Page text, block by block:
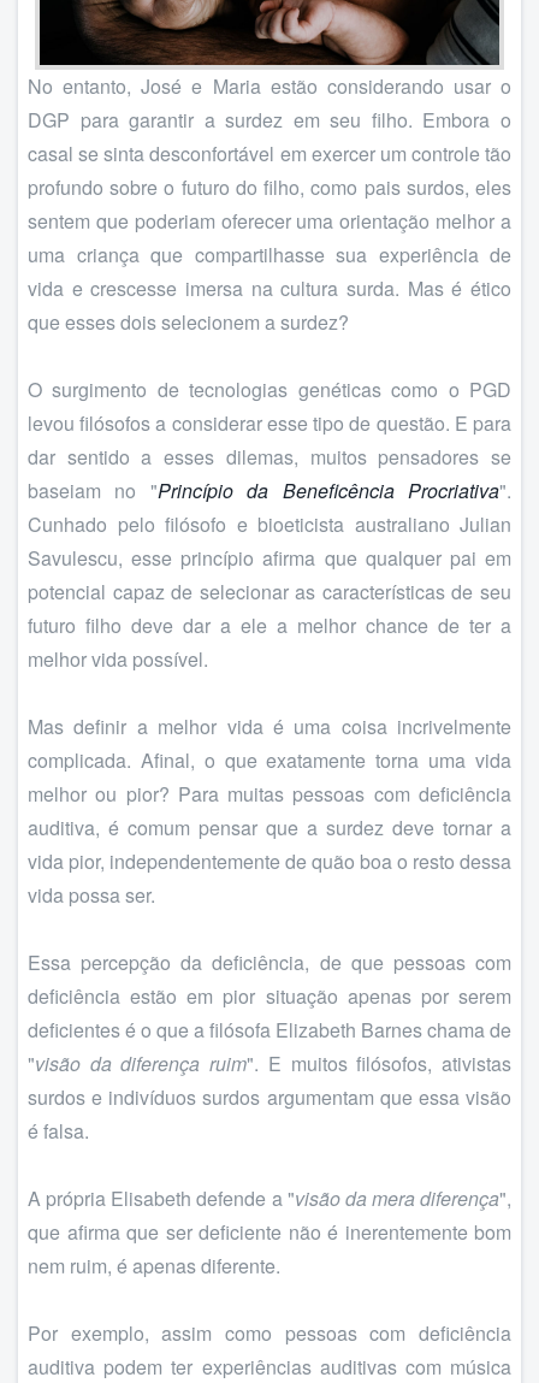
No entanto, José e Maria estão considerando usar o
DGP para garantir a surdez em seu filho. Embora o
casal se sinta desconfortável em exercer um controle tão
profundo sobre o futuro do filho, como pais surdos, eles
sentem que poderiam oferecer uma orientação melhor a
uma criança que compartilhasse sua experiência de
vida e crescesse imersa na cultura surda. Mas é ético
que esses dois selecionem a surdez?
O surgimento de tecnologias genéticas como o PGD
levou filósofos a considerar esse tipo de questão. E para
dar sentido a esses dilemas, muitos pensadores se
baseiam no "Princípio da Beneficência Procriativa".
Cunhado pelo filósofo e bioeticista australiano Julian
Savulescu, esse princípio afirma que qualquer pai em
potencial capaz de selecionar as características de seu
futuro filho deve dar a ele a melhor chance de ter a
melhor vida possível.
Mas definir a melhor vida é uma coisa incrivelmente
complicada. Afinal, o que exatamente torna uma vida
melhor ou pior? Para muitas pessoas com deficiência
auditiva, é comum pensar que a surdez deve tornar a
vida pior, independentemente de quão boa o resto dessa
vida possa ser.
Essa percepção da deficiência, de que pessoas com
deficiência estão em pior situação apenas por serem
deficientes é o que a filósofa Elizabeth Barnes chama de
"visão da diferença ruim". E muitos filósofos, ativistas
surdos e indivíduos surdos argumentam que essa visão
é falsa.
A própria Elisabeth defende a "visão da mera diferença",
que afirma que ser deficiente não é inerentemente bom
nem ruim, é apenas diferente.
Por exemplo, assim como pessoas com deficiência
auditiva podem ter experiências auditivas com música